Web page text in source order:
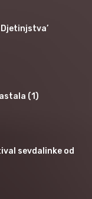
(1)
sevdalinke od